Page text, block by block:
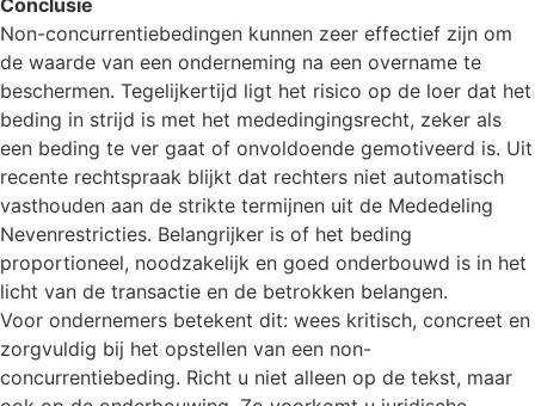
Conclusie
Non-concurrentiebedingen kunnen zeer effectief zijn om
de waarde van een onderneming na een overname te
beschermen. Tegelijkertijd ligt het risico op de loer dat het
beding in strijd is met het mededingingsrecht, zeker als
een beding te ver gaat of onvoldoende gemotiveerd is. Uit
recente rechtspraak blijkt dat rechters niet automatisch
vasthouden aan de strikte termijnen uit de Mededeling
Nevenrestricties. Belangrijker is of het beding
proportioneel, noodzakelijk en goed onderbouwd is in het
licht van de transactie en de betrokken belangen.
Voor ondernemers betekent dit: wees kritisch, concreet en
zorgvuldig bij het opstellen van een non-
concurrentiebeding. Richt u niet alleen op de tekst, maar